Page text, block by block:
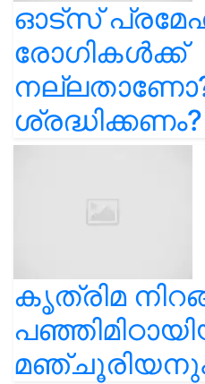
ഓട്സ്
രോഗികൾക്ക്
ശ്രദ്ധിക്കണം?
കൃത്രിമ
മഞ്ചൂരിയനും